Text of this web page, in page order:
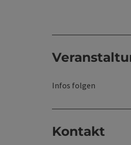
Infos folgen
Kontakt